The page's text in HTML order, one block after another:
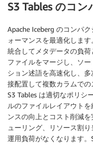
S3 Tables のコン
Apache Iceberg のコンパ
ォーマンスを最適化しま
統合してメタデータの負
ファイルをマージし、ソ
ション述語を高速化し、
接配置して複数カラムで
S3 Tables は適切なポリシ
ルのファイルレイアウト
ンスの向上とコスト削減
ューリング、リソース割
運用負荷がなくなります